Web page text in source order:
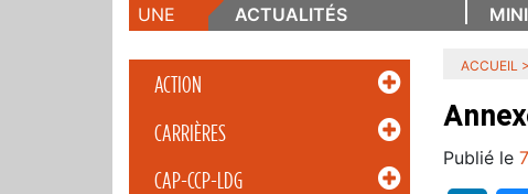
UNE
ACTUALITÉS
ACTION
CARRIÈRES
CAP-CCP-LDG
ACCUEIL >
Publié le